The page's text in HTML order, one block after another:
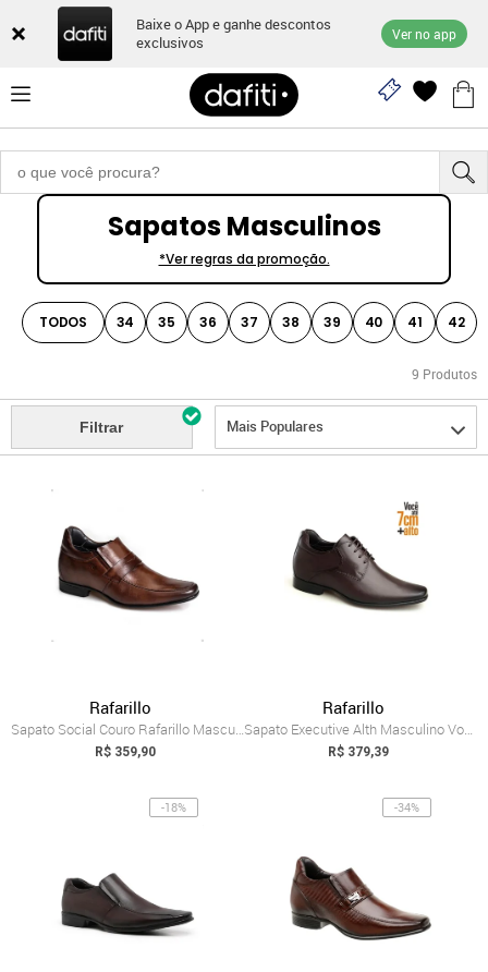
Baixe o App e ganhe descontos
exclusivos
Ver no app
Sapatos Masculinos
*Ver regras da promoção.
TODOS 34 35 36 37 38 39 40 41 42
9 Produtos
Filtrar Mais Populares
Rafarillo
Sapato Social Couro Rafarillo Masculino ...
R$ 359,90
Rafarillo
Sapato Executive Alth Masculino Você + A...
R$ 379,39
-18% -34%